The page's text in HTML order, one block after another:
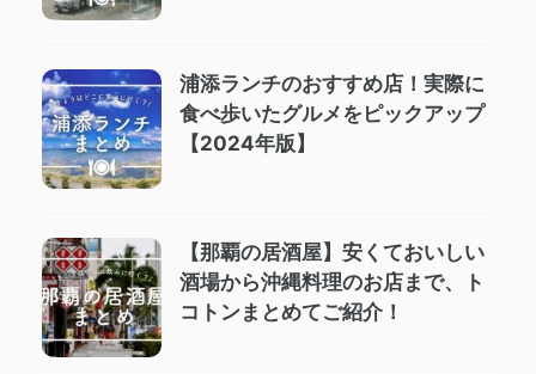
浦添ランチのおすすめ店！実際に
食べ歩いたグルメをピックアップ
【2024年版】
【那覇の居酒屋】安くておいしい
酒場から沖縄料理のお店まで、ト
コトンまとめてご紹介！